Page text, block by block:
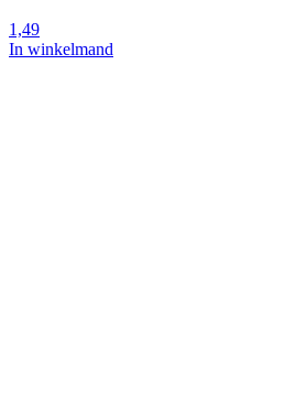
1,49
In winkelmand